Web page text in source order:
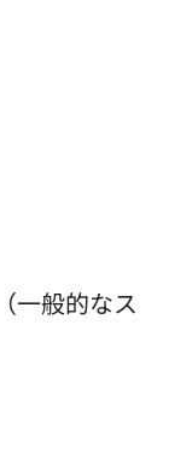
一般的なス